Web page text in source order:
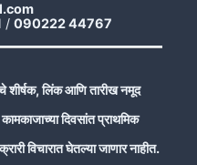
/ 090222 44767
शीर्षक, लिंक आणि तारीख नमूद
दिवसांत प्राथमिक
विचारात घेतल्या जाणार नाहीत.